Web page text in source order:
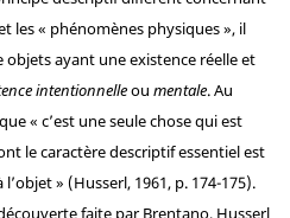
les « phénomènes physiques », il
ayant une existence réelle et
intentionnelleou mentale. Au
« c’est une seule chose qui est
le caractère descriptif essentiel est
» (Husserl, 1961, p. 174-175).
faite par Brentano, Husserl